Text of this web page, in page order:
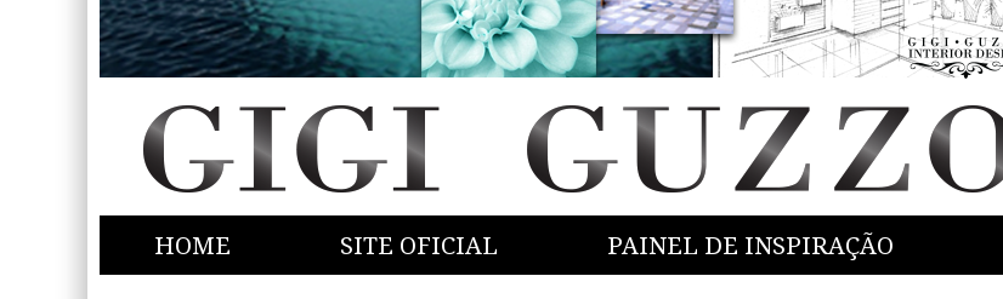
HOME SITE OFICIAL PAINEL DE INSPIRAÇÃO